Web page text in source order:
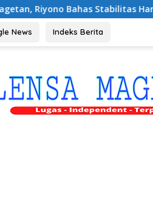
Stabilitas Harga Telur dan
News Indeks Berita